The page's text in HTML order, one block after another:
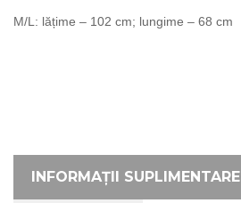
M/L: lățime – 102 cm; lungime – 68 cm
INFORMAȚII SUPLIMENTARE